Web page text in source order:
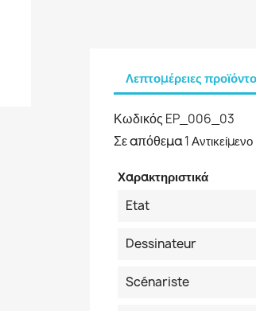
Λεπτομέρειες
Κωδικός EP_006_03
Σε απόθεμα1 Αντικείμενο
Χαρακτηριστικά
Etat
Dessinateur
Scénariste